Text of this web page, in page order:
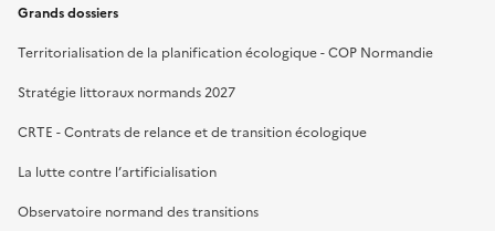
Grands dossiers
Territorialisation de la planification écologique - COP Normandie
Stratégie littoraux normands 2027
CRTE - Contrats de relance et de transition écologique
La lutte contre l’artificialisation
Observatoire normand des transitions